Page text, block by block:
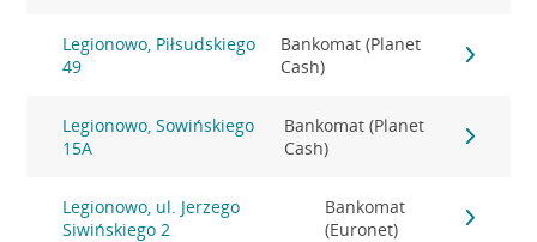
Legionowo, Piłsudskiego
49
Bankomat (Planet
Cash)
Legionowo, Sowińskiego
15A
Bankomat (Planet
Cash)
Legionowo, ul. Jerzego
Siwińskiego 2
Bankomat
(Euronet)